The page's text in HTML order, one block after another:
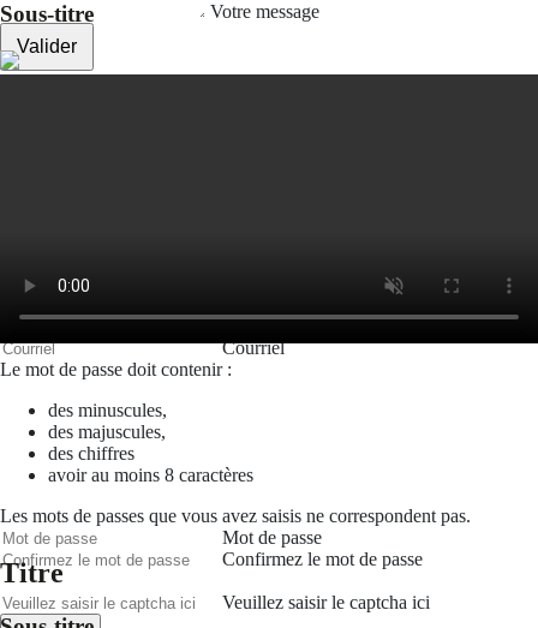
Sous-titre
Titre
Votre message
Valider
Mon espace
Nom
Courriel
Le mot de passe doit contenir :
des minuscules,
des majuscules,
des chiffres
avoir au moins 8 caractères
Les mots de passes que vous avez saisis ne correspondent pas.
Mot de passe
Confirmez le mot de passe
Veuillez saisir le captcha ici